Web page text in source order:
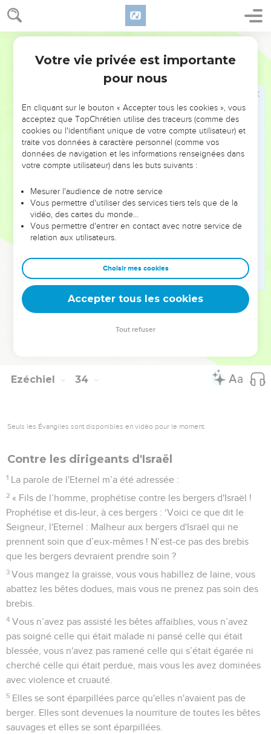
Ezéchiel 33
28 Je ferai du pays un sujet de consternation et un endroit
dévasté. Ce sera la fin de l’orgueil qu’il tirait de sa force. Les
montagnes d'Israël seront dévastées, plus personne n'y
passera.’
Ils reconnaîtront que je suis l'Eternel, quand je ferai du
pays un sujet de consternation et un endroit dévasté à cause
de toutes les pratiques abominables auxquelles ils se sont
adonnés.
» Quant à toi, fils de l’homme, les membres de ton peuple
bavardent à ton sujet près des murs et aux portes des
maisons. Ils se parlent entre eux, chacun avec son frère, et
viendra de l'Eternel !’
Puis ils se rendent en nombre auprès de toi et mon peuple
s'assied devant toi. Ils écoutent tes paroles, mais ils ne les
mettent pas en pratique : ils se montrent pleins
d’enthousiasme dans leurs propos, mais leur cœur est attiré
par les gains malhonnêtes.
Tu es pour eux comme un chanteur enthousiasmant, doté
d’une belle voix et jouant bien de son instrument : ils
Ezéchiel 34
Seuls les Évangiles sont disponibles en vidéo pour le moment.
Contre les dirigeants d'Israël
1 La parole de l'Eternel m’a été adressée :
2 « Fils de l’homme, prophétise contre les bergers d'Israël !
Prophétise et dis-leur, à ces bergers : ‘Voici ce que dit le
Seigneur, l'Eternel : Malheur aux bergers d'Israël qui ne
prennent soin que d’eux-mêmes ! N’est-ce pas des brebis
que les bergers devraient prendre soin ?
3 Vous mangez la graisse, vous vous habillez de laine, vous
abattez les bêtes dodues, mais vous ne prenez pas soin des
brebis.
4 Vous n’avez pas assisté les bêtes affaiblies, vous n’avez
pas soigné celle qui était malade ni pansé celle qui était
blessée, vous n'avez pas ramené celle qui s’était égarée ni
cherché celle qui était perdue, mais vous les avez dominées
avec violence et cruauté.
5 Elles se sont éparpillées parce qu'elles n'avaient pas de
berger. Elles sont devenues la nourriture de toutes les bêtes
sauvages et elles se sont éparpillées.
Votre vie privée est importante
pour nous
En cliquant sur le bouton « Accepter tous les cookies », vous
acceptez que TopChrétien utilise des traceurs (comme des
cookies ou l'identifiant unique de votre compte utilisateur) et
traite vos données à caractère personnel (comme vos
données de navigation et les informations renseignées dans
votre compte utilisateur) dans les buts suivants :
Mesurer l'audience de notre service
Vous permettre d'utiliser des services tiers tels que de la
vidéo, des cartes du monde…
Vous permettre d'entrer en contact avec notre service de
relation aux utilisateurs.
Choisir mes cookies
Accepter tous les cookies
Tout refuser